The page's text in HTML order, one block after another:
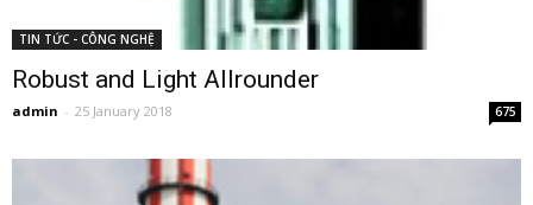
TIN TỨC - CÔNG NGHỆ
Robust and Light Allrounder
admin - 25 January 2018 675